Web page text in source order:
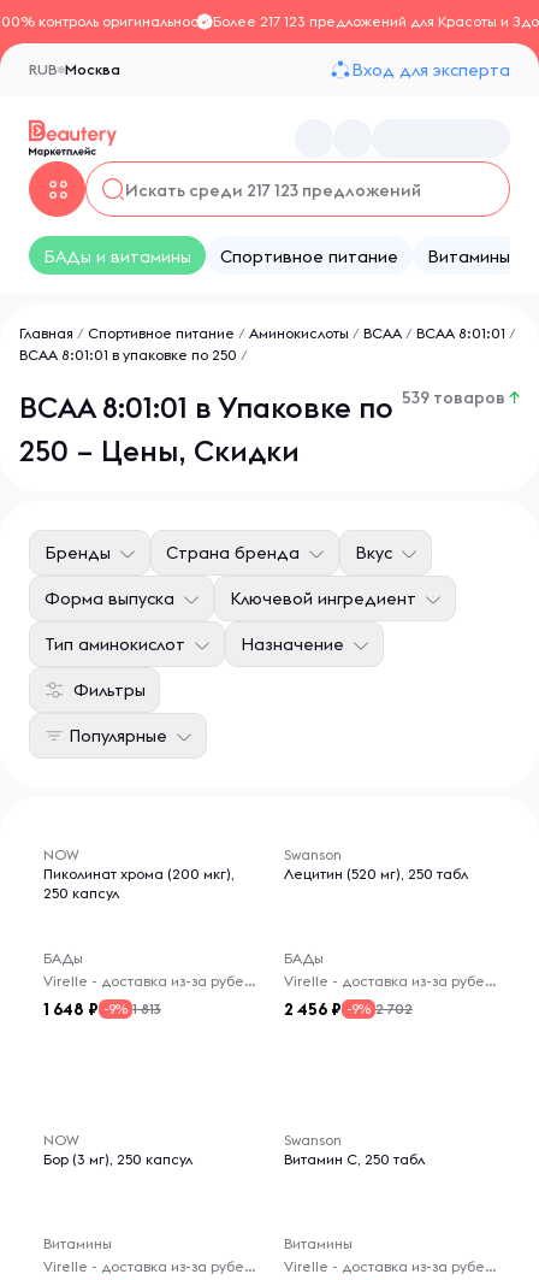
контроль оригинальностиБолее 217 123 предложений для Красоты и
Москва
RUB Вход для эксперта
БАДы и витамины Спортивное питание Витамины
Главная / Спортивное питание / Аминокислоты / BCAA / ВСАА 8:01:01 /
ВСАА 8:01:01 в упаковке по 250 /
ВСАА 8:01:01 в Упаковке по
250 – Цены, Скидки
539 товаров ↑
Фильтры
Бренды Страна бренда Вкус
Форма выпуска Ключевой ингредиент
Тип аминокислот Назначение
Популярные
NOW
Пиколинат хрома (200 мкг),
250 капсул
БАДы
Virelle - доставка из-за рубежа
1 648 -9% 1 813
Swanson
Лецитин (520 мг), 250 табл
БАДы
Virelle - доставка из-за рубежа
2 456 -9% 2 702
NOW
Бор (3 мг), 250 капсул
Витамины
Virelle - доставка из-за рубежа
Swanson
Витамин C, 250 табл
Витамины
Virelle - доставка из-за рубежа